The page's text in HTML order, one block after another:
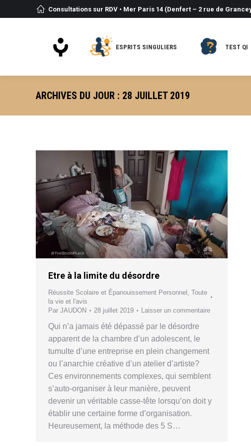
Consultations sur RDV • Mer Paris 14 (Denfert – 2 rue de
ESPRITS SINGULIERS TEST QI
ARCHIVES DU JOUR : 28 JUILLET 2019
Etre à la limite du désordre
Réussite Scolaire et Épanouissement Personnel
Toute
la vie et l'avis
Par JAUDON 28 juillet 2019 Laisser un commentaire
Qui n’a jamais été dépassé par le désordre
apparent de la chambre d’un adolescent, le
tumulte d’une entreprise en plein changement
ou l’anarchie créative d’un atelier d’artiste?
Ces environnements complexes, qui semblent
s’auto-organiser à leur manière, peuvent
devenir un véritable casse-tête lorsqu’on doit y
établir une certaine forme d’organisation.
Heureusement, la méthode des 5 S…